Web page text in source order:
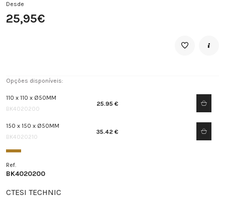
Desde
25,95€
Opções disponíveis:
110 x 110 x Ø50MM
BK4020200
25.95 €
150 x 150 x Ø50MM
BK4020210
35.42 €
Ref.
BK4020200
CTESI TECHNIC